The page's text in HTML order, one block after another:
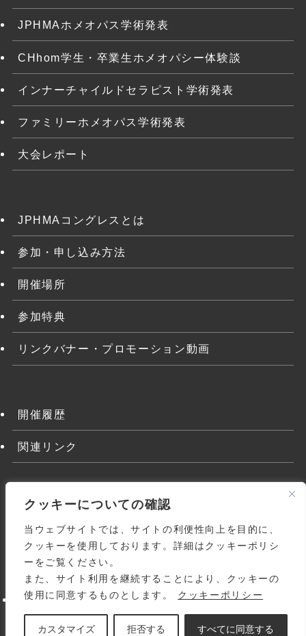
クッキーについての確認
当ウェブサイトでは、サイトの利便性向上を目的に、
クッキーを使用しております。詳細はクッキーポリシ
ーをご覧ください。
また、サイト利用を継続することにより、クッキーの
使用に同意するものとします。
クッキーポリシー
カスタマイズ 拒否する すべてに同意する
JPHMAホメオパス学術発表
CHhom学生・卒業生ホメオパシー体験談
インナーチャイルドセラピスト学術発表
ファミリーホメオパス学術発表
大会レポート
JPHMAコングレスとは
参加・申し込み方法
開催場所
参加特典
リンクバナー・プロモーション動画
開催履歴
関連リンク
よくある質問 関連リンク
利用規約
個人情報の取り扱いについて
サイトマップ お問い合わせ
© 1998-2026 Japanese Homoeopathic Medical